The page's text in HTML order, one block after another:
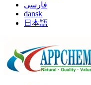
فارسی
dansk
日本語